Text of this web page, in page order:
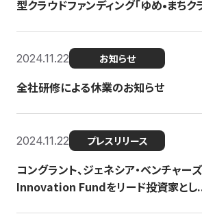
型クラウドファンディング「ゆめ•まちク
2024.11.22 お知らせ
全社研修による休業のお知らせ
2024.11.22 プレスリリース
コングラント、ジェネシア・ベンチャー
Innovation Fundをリード投資家とし